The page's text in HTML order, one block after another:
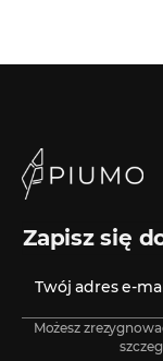
Zapisz się
Możesz